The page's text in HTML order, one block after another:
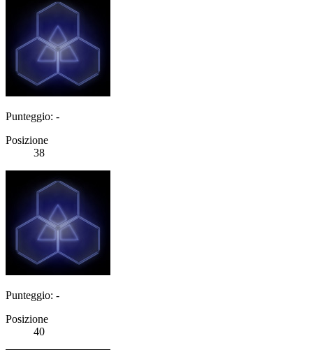
Punteggio: -
Posizione
38
Punteggio: -
Posizione
40